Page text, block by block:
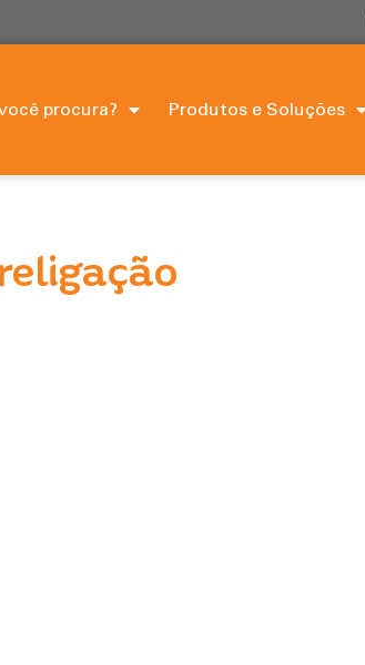
procura? Produtos e Soluções